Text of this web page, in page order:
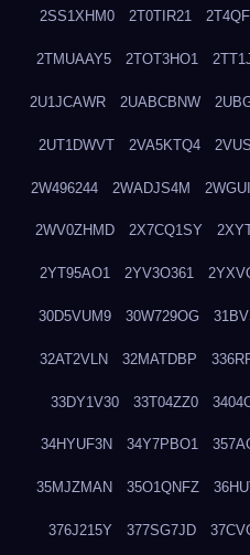
2SS1XHM0 2T0TIR21
2TMUAAY5 2TOT3HO1
2U1JCAWR 2UABCBNW
2UT1DWVT 2VA5KTQ4
2W496244 2WADJS4M
2WV0ZHMD 2X7CQ1SY
2YT95AO1 2YV3O361
30D5VUM9 30W729OG
32AT2VLN 32MATDBP
33DY1V30 33T04ZZ0
34HYUF3N 34Y7PBO1
35MJZMAN 35O1QNFZ
376J215Y 377SG7JD